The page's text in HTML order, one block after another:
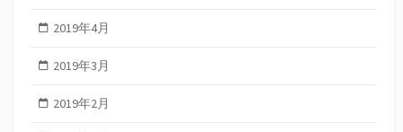
2019年4月
2019年3月
2019年2月